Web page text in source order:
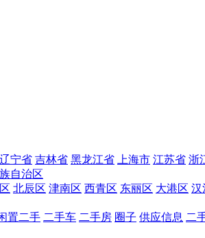
辽宁省 吉林省 黑龙江省 上海市 江苏省 浙
自治区
北辰区 津南区 西青区 东丽区 大港区 汉
置二手 二手车 二手房 圈子 供应信息 二